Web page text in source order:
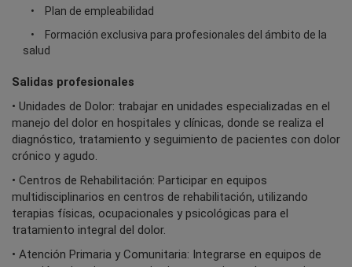
Plan de empleabilidad
Formación exclusiva para profesionales del ámbito de la
salud
Salidas profesionales
• Unidades de Dolor: trabajar en unidades especializadas en el
manejo del dolor en hospitales y clínicas, donde se realiza el
diagnóstico, tratamiento y seguimiento de pacientes con dolor
crónico y agudo.
• Centros de Rehabilitación: Participar en equipos
multidisciplinarios en centros de rehabilitación, utilizando
terapias físicas, ocupacionales y psicológicas para el
tratamiento integral del dolor.
• Atención Primaria y Comunitaria: Integrarse en equipos de